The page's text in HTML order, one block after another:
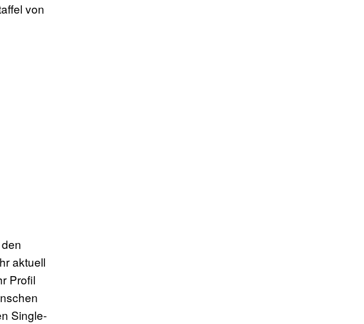
von
aktuell
Profil
Single-